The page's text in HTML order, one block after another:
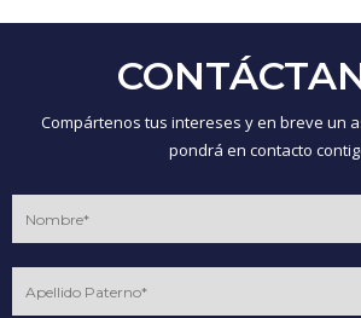
Compártenos tus intereses y en breve un
pondrá en contacto